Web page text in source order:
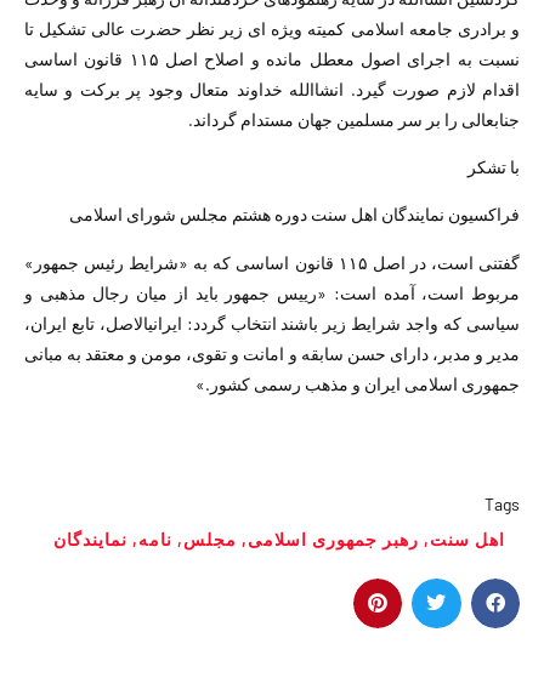
و برادری جامعه اسلامی کمیته ویژه ای زیر نظر حضرت عالی تشکیل تا
نسبت به اجرای اصول معطل مانده و اصلاح اصل ۱۱۵ قانون اساسی
اقدام لازم صورت گیرد. انشاالله خداوند متعال وجود پر برکت و سایه
جنابعالی را بر سر مسلمین جهان مستدام گرداند.
با تشکر
فراکسیون نمایندگان اهل سنت دوره هشتم مجلس شورای اسلامی
گفتنی است، در اصل ۱۱۵ قانون اساسی که به «شرایط رئیس جمهور»
مربوط است، آمده است: «رییس جمهور باید از میان رجال مذهبی و
سیاسی که واجد شرایط زیر باشند انتخاب گردد: ایرانی‏الاصل، تابع ایران،
مدیر و مدبر، دارای حسن سابقه و امانت و تقوی، مومن و معتقد به مبانی
جمهوری اسلامی ایران و مذهب رسمی کشور.»
Tags
اهل سنت, رهبر جمهوری اسلامی, مجلس, نامه, نمایندگان